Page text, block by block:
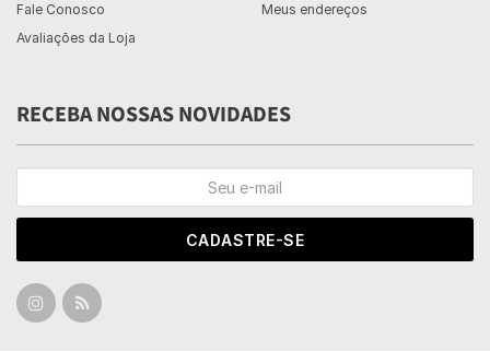
Fale Conosco
Avaliações da Loja
Meus endereços
RECEBA NOSSAS NOVIDADES
CADASTRE-SE